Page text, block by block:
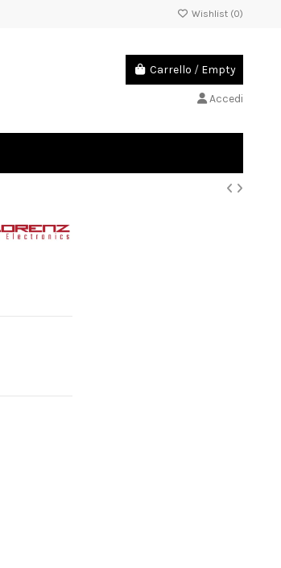
Wishlist (0)
Carrello / Empty
Accedi